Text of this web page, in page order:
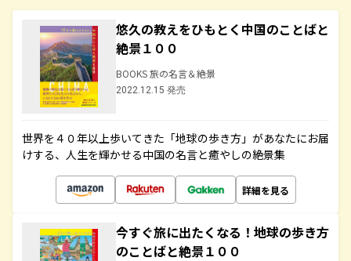
悠久の教えをひもとく中国のことばと
絶景１００
BOOKS 旅の名言＆絶景
2022.12.15 発売
世界を４０年以上歩いてきた「地球の歩き方」があなたにお届
けする、人生を輝かせる中国の名言と癒やしの絶景集
詳細を見る
今すぐ旅に出たくなる！地球の歩き方
のことばと絶景１００